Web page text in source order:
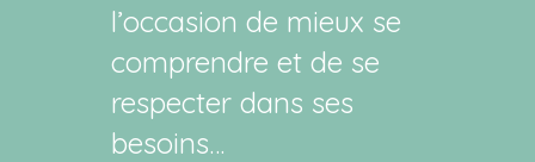
l’occasion de mieux se
comprendre et de se
respecter dans ses
besoins…